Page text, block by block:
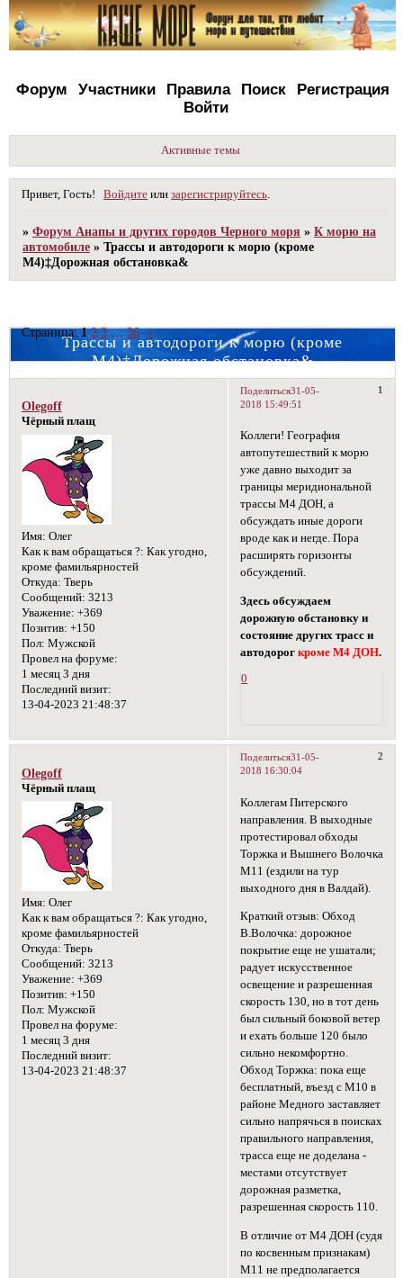
Форум Участники Правила Поиск
Регистрация
Войти
Активные темы
Привет, Гость! Войдите илизарегистрируйтесь
»Форум Анапы и других городов Черного моря »К морю на
автомобиле »Трассы и автодороги к морю (кроме
М4)‡Дорожная обстановка&
Трассы и автодороги к морю (кроме
М4)‡Дорожная обстановка&
Страница:1 2 3 … 36 »
Поделиться 1
31-05-
2018 15:49:51
Olegoff
Чёрный плащ
Имя: Олег
Как к вам обращаться ?: Как угодно,
кроме фамильярностей
Откуда: Тверь
Сообщений: 3213
Уважение: +369
Позитив: +150
Пол: Мужской
Провел на форуме:
1 месяц 3 дня
Последний визит:
13-04-2023 21:48:37
Коллеги! География
автопутешествий к морю
уже давно выходит за
границы меридиональной
трассы М4 ДОН, а
обсуждать иные дороги
вроде как и негде. Пора
расширять горизонты
обсуждений.
Здесь обсуждаем
дорожную обстановку и
состояние других трасс и
автодорогкроме М4 ДОН.
0
Поделиться 2
31-05-
2018 16:30:04
Olegoff
Чёрный плащ
Имя: Олег
Как к вам обращаться ?: Как угодно,
кроме фамильярностей
Откуда: Тверь
Сообщений: 3213
Уважение: +369
Позитив: +150
Пол: Мужской
Провел на форуме:
1 месяц 3 дня
Последний визит:
13-04-2023 21:48:37
Коллегам Питерского
направления. В выходные
протестировал обходы
Торжка и Вышнего Волочка
М11 (ездили на тур
выходного дня в Валдай).
Краткий отзыв: Обход
В.Волочка: дорожное
покрытие еще не ушатали;
радует искусственное
освещение и разрешенная
скорость 130, но в тот день
был сильный боковой ветер
и ехать больше 120 было
сильно некомфортно.
Обход Торжка: пока еще
бесплатный, въезд с М10 в
районе Медного заставляет
сильно напрячься в поисках
правильного направления,
трасса еще не доделана -
местами отсутствует
дорожная разметка,
разрешенная скорость 110.
В отличие от М4 ДОН (судя
по косвенным признакам)
М11 не предполагается